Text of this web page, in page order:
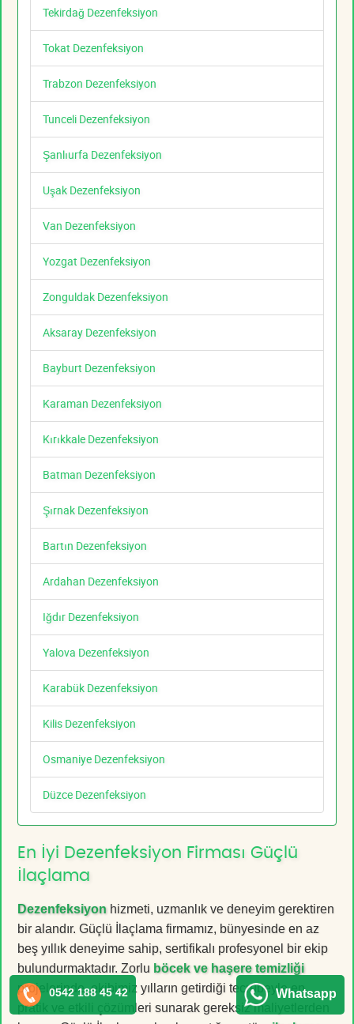
Tekirdağ Dezenfeksiyon
Tokat Dezenfeksiyon
Trabzon Dezenfeksiyon
Tunceli Dezenfeksiyon
Şanlıurfa Dezenfeksiyon
Uşak Dezenfeksiyon
Van Dezenfeksiyon
Yozgat Dezenfeksiyon
Zonguldak Dezenfeksiyon
Aksaray Dezenfeksiyon
Bayburt Dezenfeksiyon
Karaman Dezenfeksiyon
Kırıkkale Dezenfeksiyon
Batman Dezenfeksiyon
Şırnak Dezenfeksiyon
Bartın Dezenfeksiyon
Ardahan Dezenfeksiyon
Iğdır Dezenfeksiyon
Yalova Dezenfeksiyon
Karabük Dezenfeksiyon
Kilis Dezenfeksiyon
Osmaniye Dezenfeksiyon
Düzce Dezenfeksiyon
En İyi Dezenfeksiyon Firması Güçlü
İlaçlama
Dezenfeksiyon hizmeti, uzmanlık ve deneyim gerektiren
bir alandır. Güçlü İlaçlama firmamız, bünyesinde en az
beş yıllık deneyime sahip, sertifikalı profesyonel bir ekip
bulundurmaktadır. Zorlu böcek ve haşere temizliği
projelerinde, ekibimiz yılların getirdiği tecrübeyle en
pratik ve etkili çözümleri sunarak gereksiz maliyetlerden
0542 188 45 42 Whatsapp